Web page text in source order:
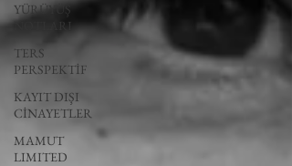
YÜRÜYÜŞ
NOTLARI
TERS
PERSPEKTİF
KAYIT DIŞI
CİNAYETLER
MAMUT
LIMITED